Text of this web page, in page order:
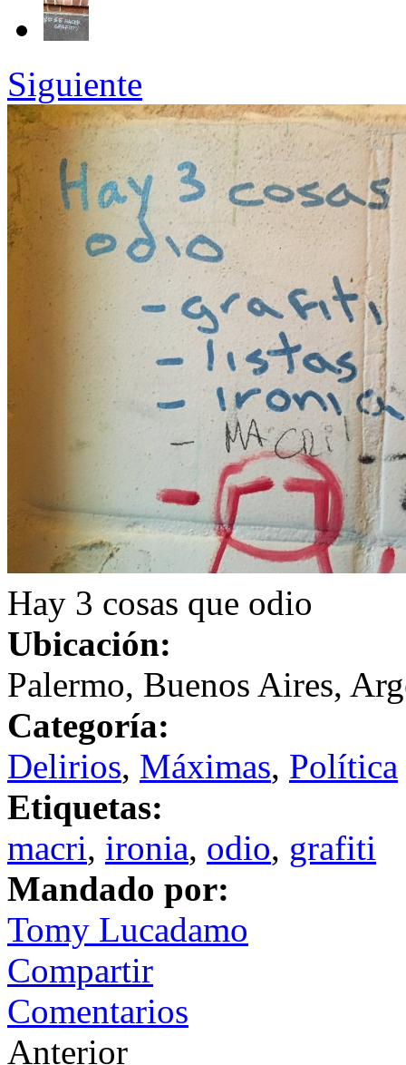
Siguiente
Hay 3 cosas que odio
Ubicación:
Palermo, Buenos Aires,
Categoría:
Delirios, Máximas, Política
Etiquetas:
macri, ironia, odio, grafiti
Mandado por:
Tomy Lucadamo
Compartir
Comentarios
Anterior